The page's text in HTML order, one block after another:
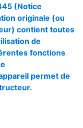
(Notice
originale (ou
contient toutes
de
fonctions
permet de